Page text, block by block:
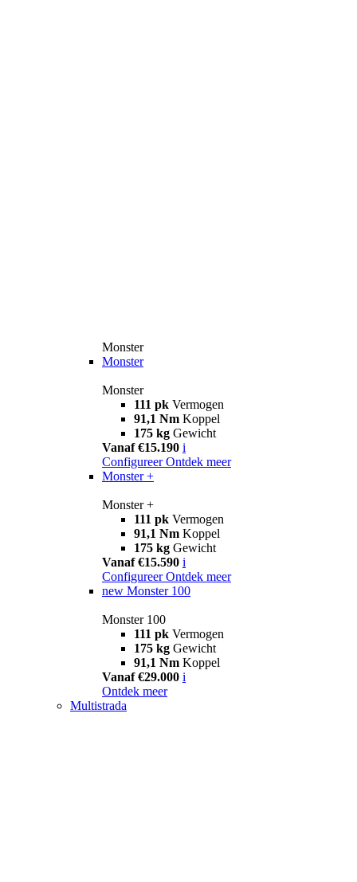
Monster
Monster
Monster
111 pk Vermogen
91,1 Nm Koppel
175 kg Gewicht
Vanaf €15.190 i
Configureer Ontdek meer
Monster +
Monster +
111 pk Vermogen
91,1 Nm Koppel
175 kg Gewicht
Vanaf €15.590 i
Configureer Ontdek meer
new Monster 100
Monster 100
111 pk Vermogen
175 kg Gewicht
91,1 Nm Koppel
Vanaf €29.000 i
Ontdek meer
Multistrada